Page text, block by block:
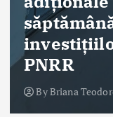
Despre Noi
Ro Health Review
editorial cu conținut